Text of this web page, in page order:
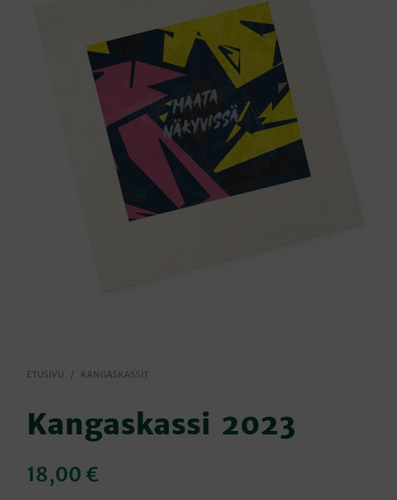
ETUSIVU / KANGASKASSIT
Kangaskassi 2023
18,00 €